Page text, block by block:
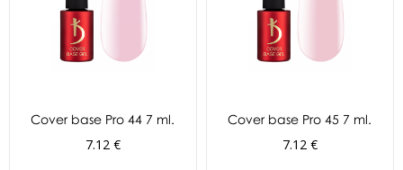
Cover base Pro 44 7 ml.
7.12 €
Cover base Pro 45 7 ml.
7.12 €